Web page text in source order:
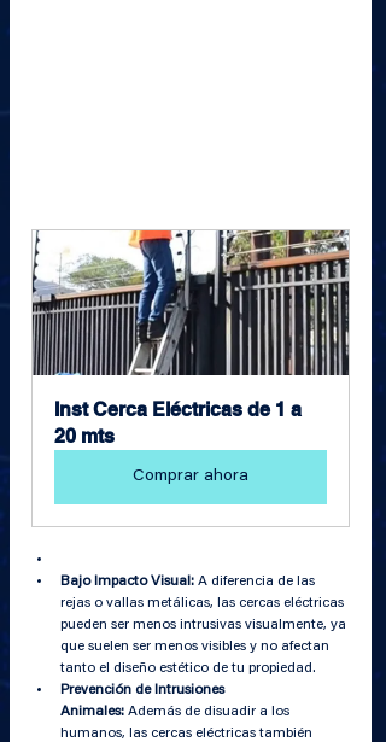
Inst Cerca Eléctricas de 1 a
20 mts
Comprar ahora
Bajo Impacto Visual: A diferencia de las
rejas o vallas metálicas, las cercas eléctricas
pueden ser menos intrusivas visualmente, ya
que suelen ser menos visibles y no afectan
tanto el diseño estético de tu propiedad.
Prevención de Intrusiones
Animales: Además de disuadir a los
humanos, las cercas eléctricas también